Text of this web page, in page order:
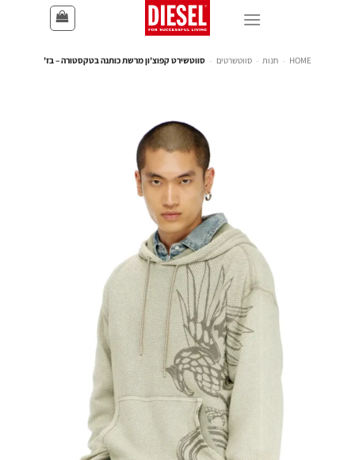
HOME
- חנות - סווטשרטים - סווטשירט קפוצ'ון מרשת כותנה בטקסטורה – בז'